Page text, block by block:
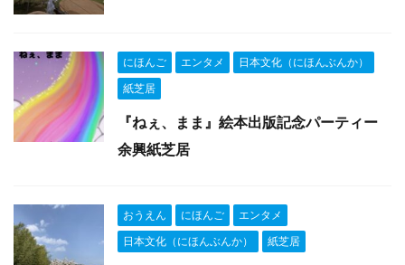
にほんご エンタメ
日本文化（にほんぶんか）
紙芝居
『ねぇ、まま』絵本出版記念パーティー
余興紙芝居
おうえん にほんご
エンタメ
日本文化（にほんぶんか）
紙芝居